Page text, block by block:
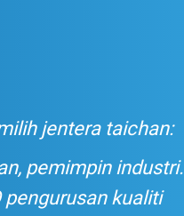
jentera taichan:
pemimpin industri.
pengurusan kualiti